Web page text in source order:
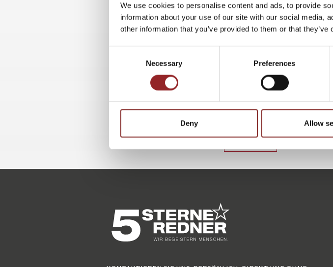
We use cookies to personalise content and ads, to provide
information about your use of our site with our social media,
other information that you’ve provided to them or that
Necessary Preferences
Deny Allow
es noch werden könnten. Die
unsere Technik in Zukunft
Lesen Sie den Artikel